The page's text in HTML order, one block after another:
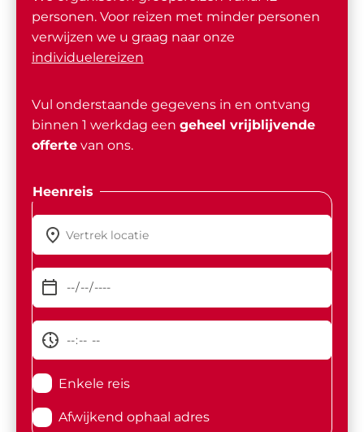
personen. Voor reizen met minder personen
verwijzen we u graag naar onze
individuelereizen
Vul onderstaande gegevens in en ontvang
binnen 1 werkdag een geheel vrijblijvende
offertevan ons.
Heenreis
Enkele reis
Afwijkend ophaal adres